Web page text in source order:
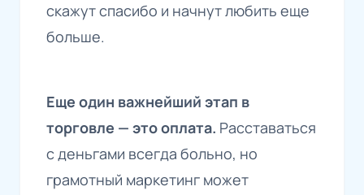
скажут спасибо и начнут любить еще
больше.
Еще один важнейший этап в
торговле — это оплата. Расставаться
с деньгами всегда больно, но
грамотный маркетинг может